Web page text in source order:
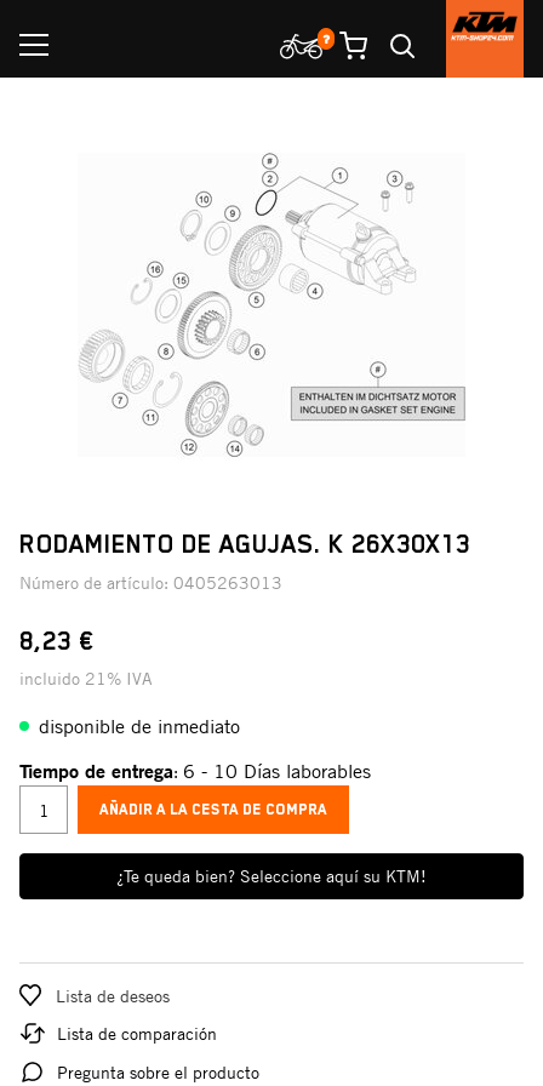
RODAMIENTO DE AGUJAS. K 26X30X13
Número de artículo: 0405263013
8,23 €
incluido 21% IVA
disponible de inmediato
Tiempo de entrega: 6 - 10 Días laborables
¿Te queda bien? Seleccione aquí su KTM!
AÑADIR A LA CESTA DE COMPRA
Lista de deseos
Lista de comparación
Pregunta sobre el producto